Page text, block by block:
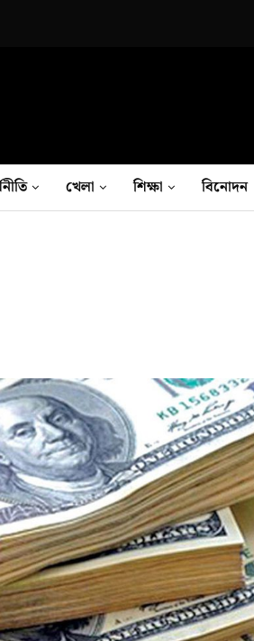
খেলা শিক্ষা বিনোদন